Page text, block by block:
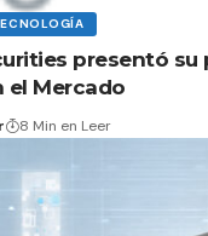
presentó su
el Mercado
8 Min en Leer